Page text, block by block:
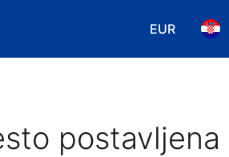
EUR
Odaberite
postavljena